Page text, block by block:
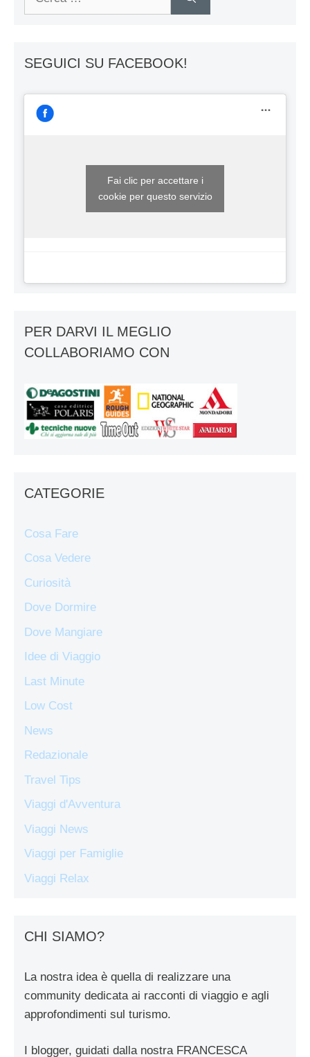
SEGUICI SU FACEBOOK!
Fai clic per accettare i
cookie per questo servizio
PER DARVI IL MEGLIO
COLLABORIAMO CON
CATEGORIE
Cosa Fare
Cosa Vedere
Curiosità
Dove Dormire
Dove Mangiare
Idee di Viaggio
Last Minute
Low Cost
News
Redazionale
Travel Tips
Viaggi d'Avventura
Viaggi News
Viaggi per Famiglie
Viaggi Relax
CHI SIAMO?
La nostra idea è quella di realizzare una
community dedicata ai racconti di viaggio e agli
approfondimenti sul turismo.
I blogger, guidati dalla nostra FRANCESCA